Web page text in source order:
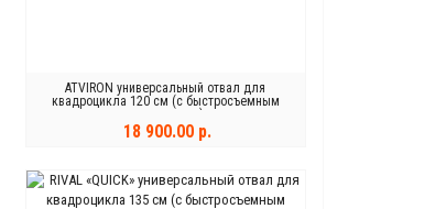
ATVIRON универсальный отвал для
квадроцикла 120 см (с быстросъемным
механизмом)
18 900.00 р.
ЗАКОНЧИЛСЯ